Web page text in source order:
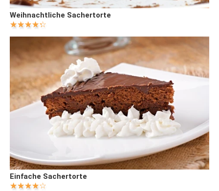
Weihnachtliche Sachertorte
Einfache Sachertorte